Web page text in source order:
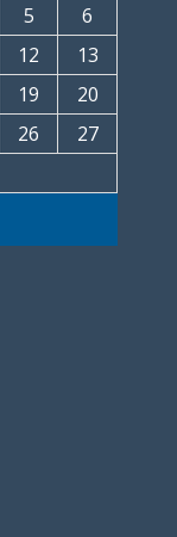
5
6
12
13
19
20
26
27